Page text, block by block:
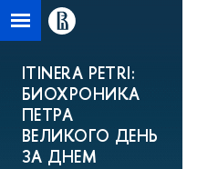
ITINERA PETRI:
БИОХРОНИКА
ПЕТРА
ВЕЛИКОГО ДЕНЬ
ЗА ДНЕМ